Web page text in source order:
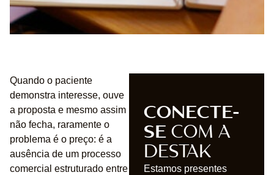
CONECTE-
SECOM A
DESTAK
Estamos presentes
Quando o paciente
demonstra interesse, ouve
a proposta e mesmo assim
não fecha, raramente o
problema é o preço: é a
ausência de um processo
comercial estruturado entre